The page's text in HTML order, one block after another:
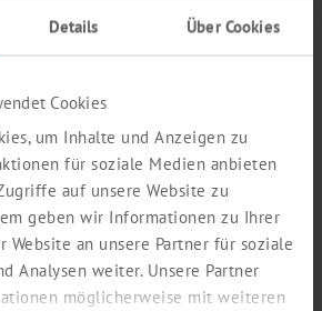
Details Über Cookies
Cookies
um Inhalte und Anzeigen zu
für soziale Medien anbieten
auf unsere Website zu
geben wir Informationen zu Ihrer
Website an unsere Partner für soziale
Analysen weiter. Unsere Partner
möglicherweise mit weiteren